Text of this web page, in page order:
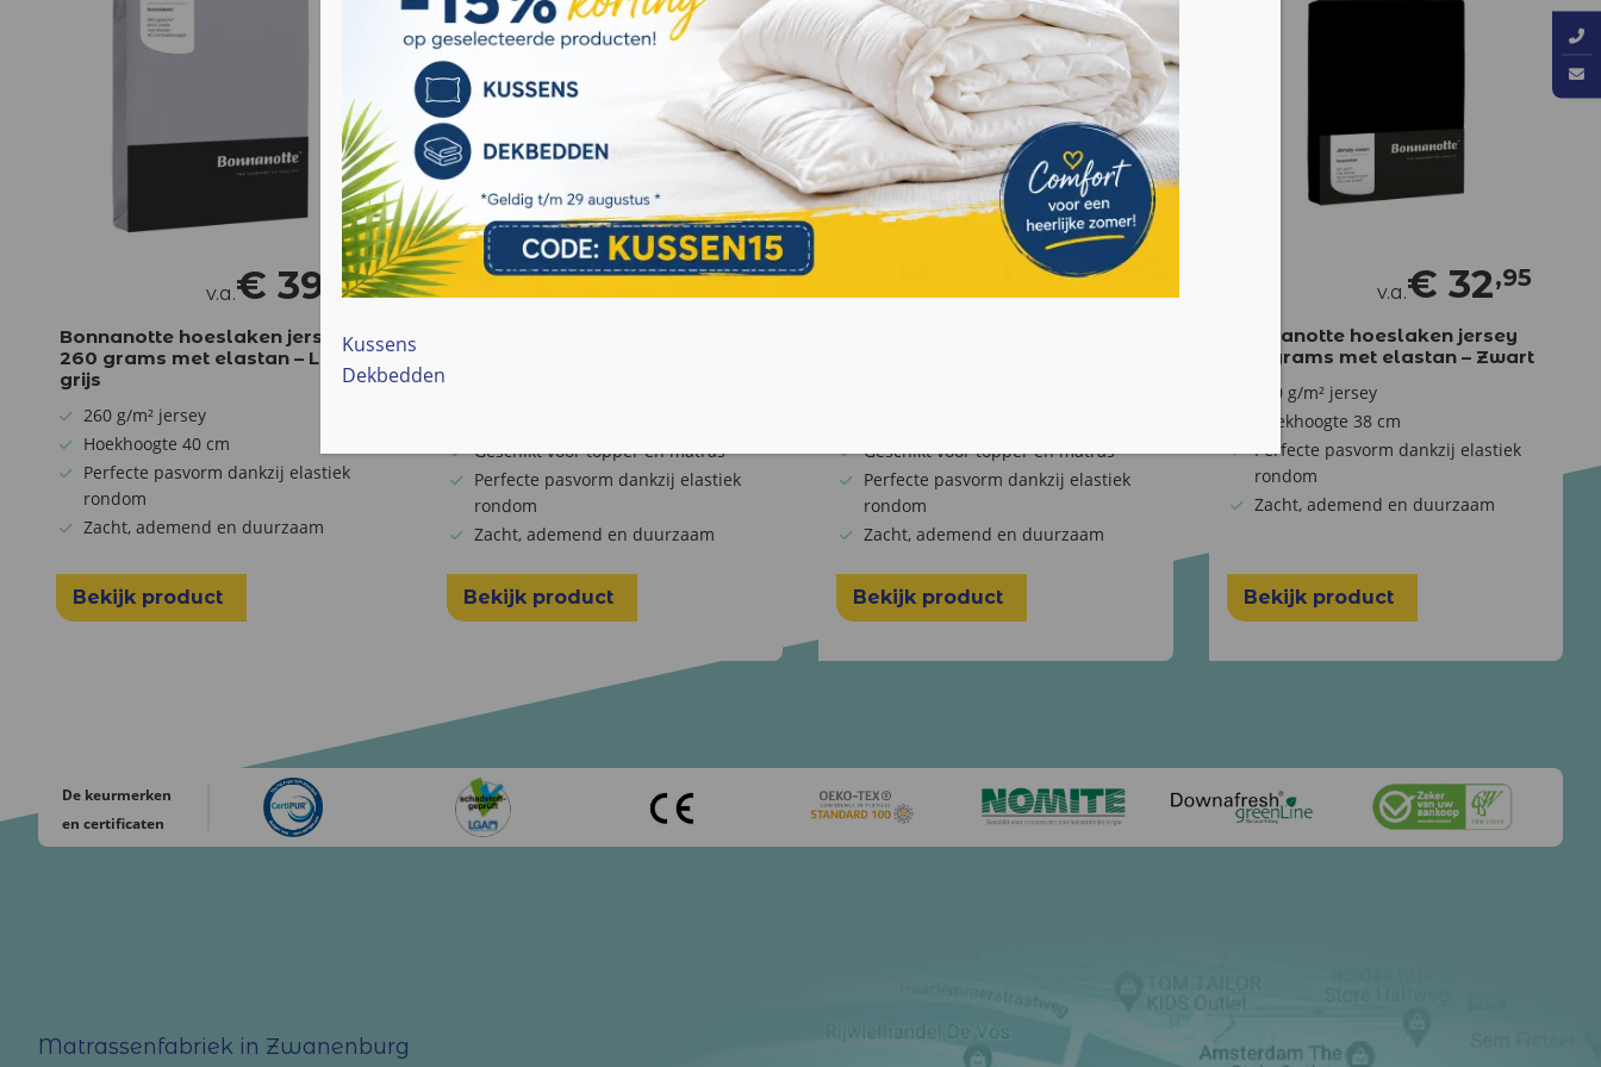
weer te geven en ons verkeer te analyseren. Door op
"Alles accepteren" te klikken, gaat u akkoord met ons
gebruik van cookies. Lees meer informatie over hoe we
met uw gegevens omgaan op onzeprivacy policy pagina.
Cookie instellingen
Accepteren
v.a.€ 39 ,95
Bonnanotte hoeslaken jersey
260 grams met elastan – Licht
grijs
260 g/m² jersey
Hoekhoogte 40 cm
Perfecte pasvorm dankzij elastiek
rondom
Zacht, ademend en duurzaam
Bekijk product
v.a.€39,95
Geschikt voor topper en matras
Perfecte pasvorm dankzij elastiek
rondom
Zacht, ademend en duurzaam
Bekijk product
v.a. €39,95
Geschikt voor topper en matras
Perfecte pasvorm dankzij elastiek
rondom
Zacht, ademend en duurzaam
Bekijk product
v.a.€ 32,95
Bonnanotte hoeslaken jersey
180 grams met elastan – Zwart
180 g/m² jersey
Hoekhoogte 38 cm
Perfecte pasvorm dankzij elastiek
rondom
Zacht, ademend en duurzaam
Bekijk product
De keurmerken
en certificaten
Matrassenfabriek in Zwanenburg
Kussens
Dekbedden